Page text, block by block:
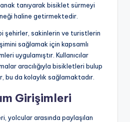
tanıyarak bisiklet sürmeyi
haline getirmektedir.
şehirler, sakinlerin ve turistlerin
sağlamak için kapsamlı
uygulamıştır. Kullanıcılar
aracılığıyla bisikletleri bulup
da kolaylık sağlamaktadır.
Girişimleri
yolcular arasında paylaşılan